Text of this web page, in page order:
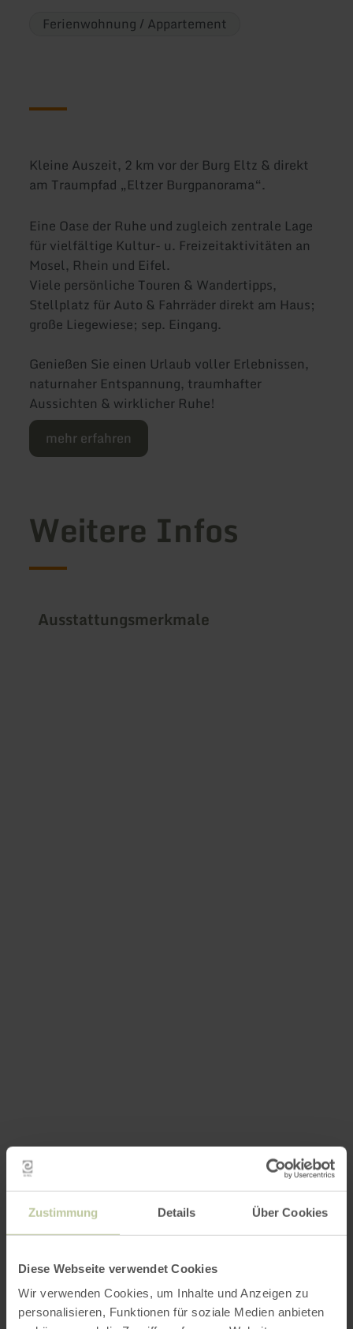
Zustimmung Details Über Cookies
Diese Webseite verwendet Cookies
Wir verwenden Cookies, um Inhalte und Anzeigen zu
personalisieren, Funktionen für soziale Medien anbieten
Ferienwohnung / Appartement
Kleine Auszeit, 2 km vor der Burg Eltz & direkt
am Traumpfad „Eltzer Burgpanorama“.
Eine Oase der Ruhe und zugleich zentrale Lage
für vielfältige Kultur- u. Freizeitaktivitäten an
Mosel, Rhein und Eifel.
Viele persönliche Touren & Wandertipps,
Stellplatz für Auto & Fahrräder direkt am Haus;
große Liegewiese; sep. Eingang.
Genießen Sie einen Urlaub voller Erlebnissen,
naturnaher Entspannung, traumhafter
Aussichten & wirklicher Ruhe!
mehr erfahren
Weitere Infos
Ausstattungsmerkmale